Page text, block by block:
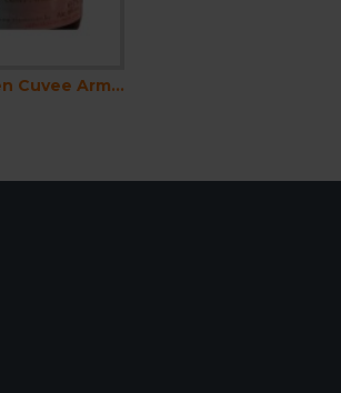
3 Fonteinen Cuvee Armand . Gaston - Cerveza Belga Lambic Gueuze 75 cl.